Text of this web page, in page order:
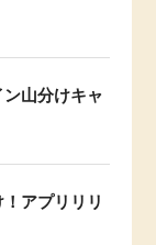
山分けキャ
アプリリリ